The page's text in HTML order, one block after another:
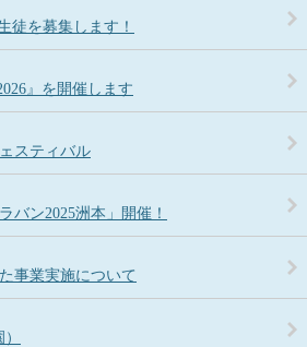
徒を募集します！
』を開催します
スティバル
バン2025洲本」開催！
事業実施について